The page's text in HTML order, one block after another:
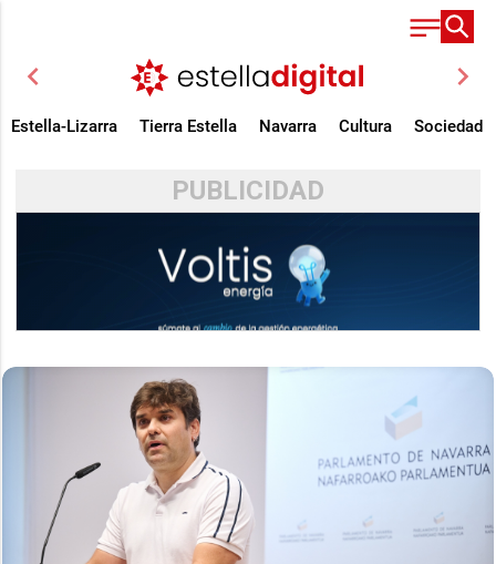
chevron_left chevron_right
Estella-Lizarra Tierra Estella Navarra Cultura Sociedad
PUBLICIDAD